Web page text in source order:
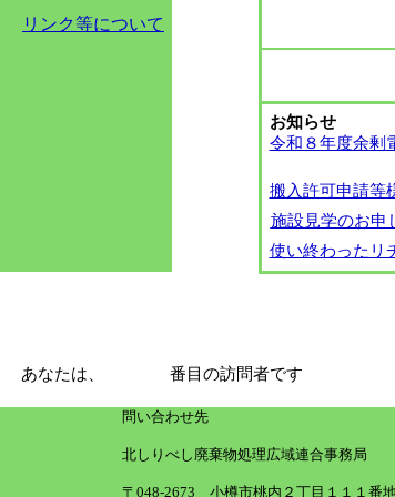
リンク等について
お知らせ
令和８年度余剰
搬入許可申請等
施設見学のお申
使い終わったリ
あなたは、 番目の訪問者です
問い合わせ先
北しりべし廃棄物処理広域連合事務局
〒 048-2673 小樽市桃内２丁目１１１番